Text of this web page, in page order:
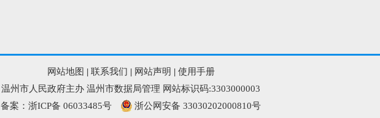
网站地图 | 联系我们 | 网站声明 | 使用手册
温州市人民政府主办 温州市数据局管理 网站标识码:3303000003
备案：浙ICP备 06033485号
浙公网安备 33030202000810号